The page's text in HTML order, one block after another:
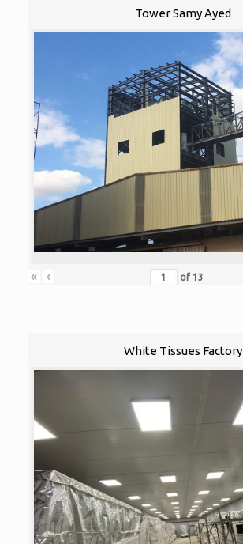
Tower Samy Ayed
« ‹ of 13
White Tissues Factory